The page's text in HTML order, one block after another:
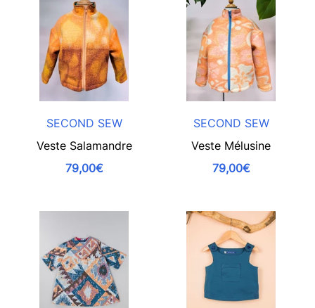
SECOND SEW
Veste Salamandre
79,00€
SECOND SEW
Veste Mélusine
79,00€